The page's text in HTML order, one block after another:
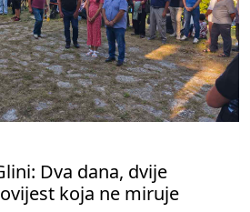
Dva dana, dvije
koja ne miruje